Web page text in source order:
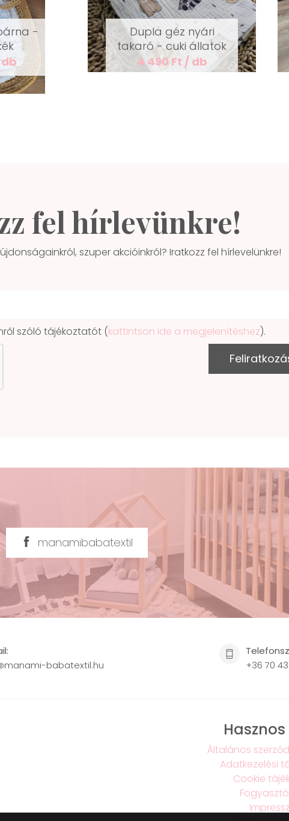
-
db
Dupla géz nyári
takaró - cuki állatok
4 490 Ft / db
fel hírlevünkre!
szuper akcióinkról? Iratkozz fel hírlevelünkre!
szóló tájékoztatót (kattintson ide a megjelenítéshez).
manamibabatextil
babatextil.hu
+36 70
Általános
Adatkezelési
Cookie